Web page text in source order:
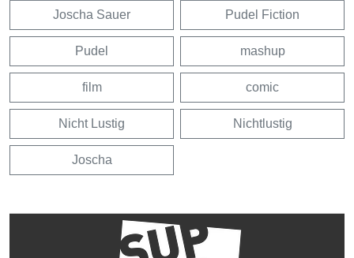
Joscha Sauer Pudel Fiction
Pudel mashup
film comic
Nicht Lustig Nichtlustig
Joscha